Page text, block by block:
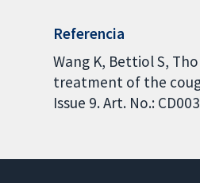
Referencia
Wang K, Bettiol S,
treatment of the
Issue 9. Art. No.: